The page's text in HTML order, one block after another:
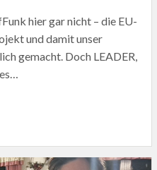
hier gar nicht – die EU-
und damit unser
gemacht. Doch LEADER,